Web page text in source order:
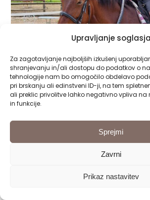
Upravljanje soglasja
Za zagotavljanje najboljših izkušenj
shranjevanju in/ali dostopu do podatkov o
tehnologije nam bo omogočilo obdelavo
pri brskanju ali edinstveni ID-ji, na tem
ali preklic privolitve lahko negativno vpliva na
in funkcije.
Sprejmi
Zavrni
Prikaz nastavitev